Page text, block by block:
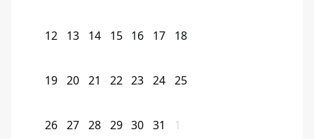
12 13 14 15 16 17 18
19 20 21 22 23 24 25
26 27 28 29 30 31 1